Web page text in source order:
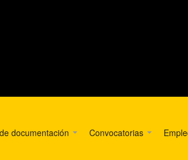
documentación Convocatorias